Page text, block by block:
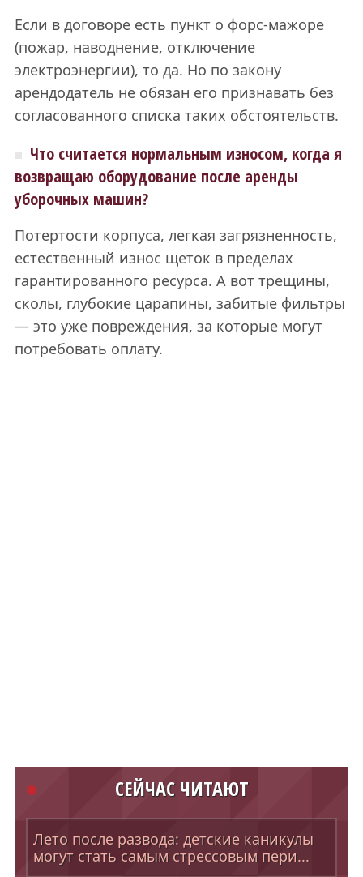
Если в договоре есть пункт о форс-мажоре
(пожар, наводнение, отключение
электроэнергии), то да. Но по закону
арендодатель не обязан его признавать без
согласованного списка таких обстоятельств.
Что считается нормальным износом, когда я
возвращаю оборудование после аренды
уборочных машин?
Потертости корпуса, легкая загрязненность,
естественный износ щеток в пределах
гарантированного ресурса. А вот трещины,
сколы, глубокие царапины, забитые фильтры
— это уже повреждения, за которые могут
потребовать оплату.
СЕЙЧАС ЧИТАЮТ
Лето после развода: детские каникулы
могут стать самым стрессовым пери...